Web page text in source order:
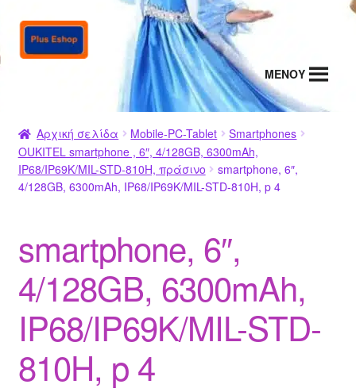
Απευθείας
μετάβαση
Μετάβαση
σε
MENΟΥ
Αρχική σελίδα Mobile-PC-Tablet
Smartphones
OUKITEL smartphone , 6″, 4/128GB, 6300mAh,
IP68/IP69K/MIL-STD-810H, πράσινο
smartphone, 6″,
4/128GB, 6300mAh, IP68/IP69K/MIL-STD-810H, p 4
smartphone, 6″,
4/128GB, 6300mAh,
IP68/IP69K/MIL-STD-
810H, p 4